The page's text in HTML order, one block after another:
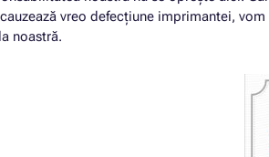
cauzează vreo defecțiune imprimantei,
noastră.